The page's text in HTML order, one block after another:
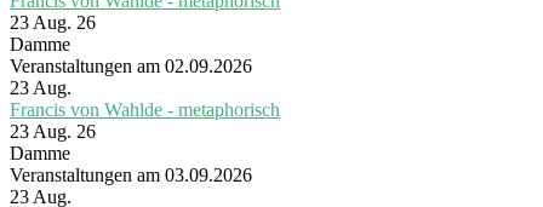
23 Aug. 26
Damme
Veranstaltungen am 02.09.2026
23 Aug.
Francis von Wahlde - metaphorisch
23 Aug. 26
Damme
Veranstaltungen am 03.09.2026
23 Aug.